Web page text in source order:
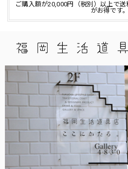
ご購入額が20,000円（税別）以上で
がお得です。